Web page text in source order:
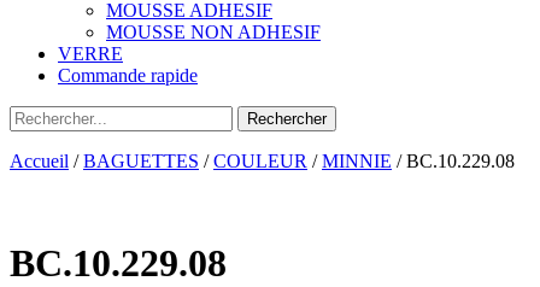
MOUSSE ADHESIF
MOUSSE NON ADHESIF
VERRE
Commande rapide
Accueil /BAGUETTES /COULEUR /MINNIE / BC.10.229.08
BC.10.229.08